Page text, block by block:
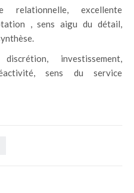
excellente
, sens aigu du détail,
investissement,
sens du service